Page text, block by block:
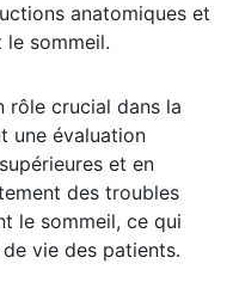
anatomiques et
sommeil.
rôle crucial dans la
une évaluation
et en
des troubles
le sommeil, ce qui
vie des patients.